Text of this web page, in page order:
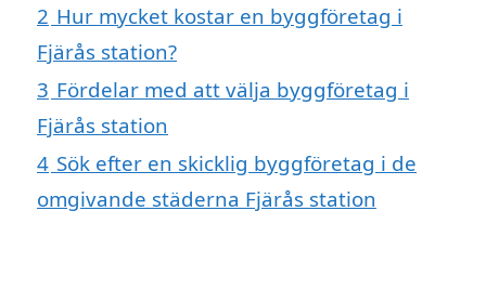
2 Hur mycket kostar en byggföretag i
Fjärås station?
3 Fördelar med att välja byggföretag i
Fjärås station
4 Sök efter en skicklig byggföretag i de
omgivande städerna Fjärås station